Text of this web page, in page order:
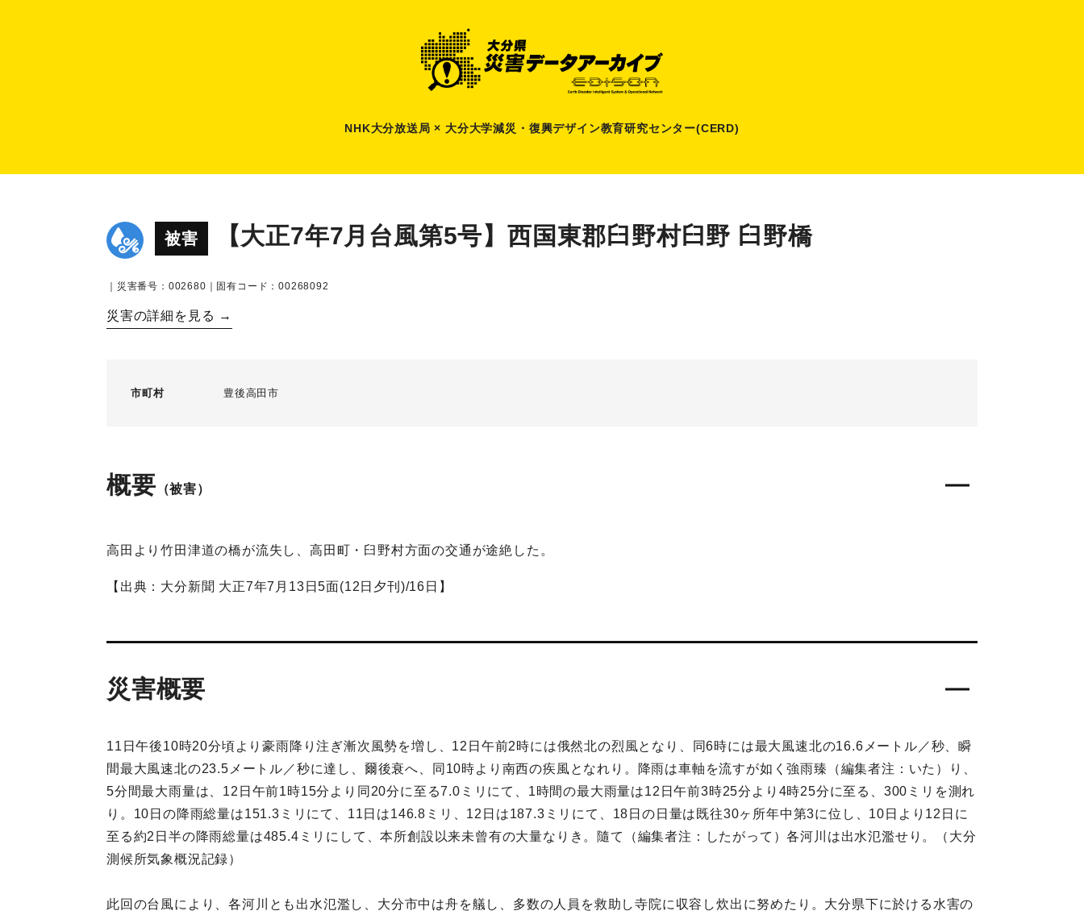
NHK大分放送局 × 大分大学減災 ・ 復興デザイン教育研究センター(CERD)
被害 【大正7年7月台風第5号】西国東郡臼野村臼野 臼野橋
｜災害番号：002680｜固有コード：00268092
災害の詳細を見る →
市町村 豊後高田市
概要 （被害）
高田より竹田津道の橋が流失し、高田町・臼野村方面の交通が途絶した。
【出典：大分新聞 大正7年7月13日5面(12日夕刊)/16日】
災害概要
11日午後10時20分頃より豪雨降り注ぎ漸次風勢を増し、12日午前2時には俄然北の烈風となり、同6時には最大風速北の16.6メートル／秒、瞬
間最大風速北の23.5メートル／秒に達し、爾後衰へ、同10時より南西の疾風となれり。降雨は車軸を流すが如く強雨臻（編集者注：いた）り、
5分間最大雨量は、12日午前1時15分より同20分に至る7.0ミリにて、1時間の最大雨量は12日午前3時25分より4時25分に至る、300ミリを測れ
り。10日の降雨総量は151.3ミリにて、11日は146.8ミリ、12日は187.3ミリにて、18日の日量は既往30ヶ所年中第3に位し、10日より12日に
至る約2日半の降雨総量は485.4ミリにして、本所創設以来未曾有の大量なりき。隨て（編集者注：したがって）各河川は出水氾濫せり。（大分
測候所気象概況記録）
此回の台風により、各河川とも出水氾濫し、大分市中は舟を艤し、多数の人員を救助し寺院に収容し炊出に努めたり。大分県下に於ける水害の